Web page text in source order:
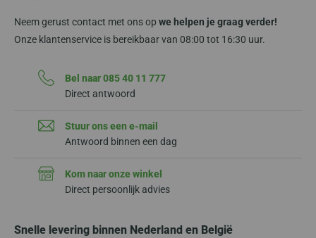
Neem gerust contact met ons op we helpen je graag verder!
Onze klantenservice is bereikbaar van 08:00 tot 16:30 uur.
Bel naar 085 40 11 777
Direct antwoord
Stuur ons een e-mail
Antwoord binnen een dag
Kom naar onze winkel
Direct persoonlijk advies
Snelle levering binnen Nederland en België